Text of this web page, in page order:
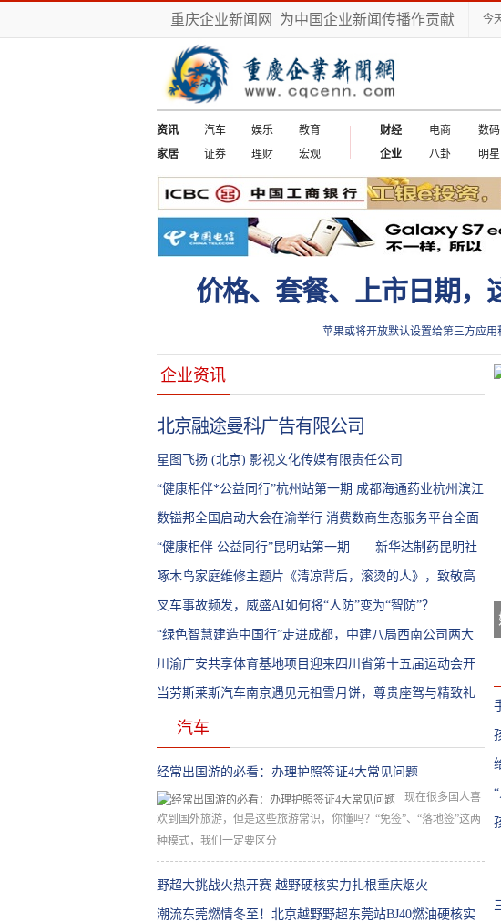
重庆企业新闻网_为中国企业新闻传播作贡献 今
资讯 汽车 娱乐
教育
家居
证券 理财 宏观
财经 电商
数码
企业
八卦 明星
价格、套餐、上市日期，
苹果或将开放默认设置给第三方应用
企业资讯
北京融途曼科广告有限公司
星图飞扬 (北京) 影视文化传媒有限责任公司
“健康相伴*公益同行”杭州站第一期 成都海通药业杭州滨江
社区健康公益科普活动
数镒邦全国启动大会在渝举行 消费数商生态服务平台全面
启航
“健康相伴 公益同行”昆明站第一期——新华达制药昆明社
区健康科普公益活动
啄木鸟家庭维修主题片《清凉背后，滚烫的人》，致敬高
温下的坚守
叉车事故频发，威盛AI如何将“人防”变为“智防”？
“绿色智慧建造中国行”走进成都，中建八局西南公司两大
项目引关注
川渝广安共享体育基地项目迎来四川省第十五届运动会开
幕式
当劳斯莱斯汽车南京遇见元祖雪月饼，尊贵座驾与精致礼
品的相遇
汽车
经常出国游的必看：办理护照签证4大常见问题
现在很多国人喜
欢到国外旅游，但是这些旅游常识，你懂吗？“免签”、“落地签”这两
种模式，我们一定要区分
野超大挑战火热开赛 越野硬核实力扎根重庆烟火
潮流东莞燃情冬至！北京越野野超东莞站BJ40燃油硬核实